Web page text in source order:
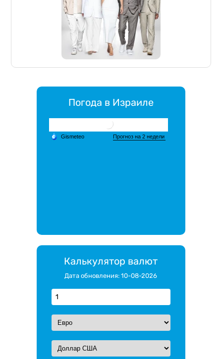
Погода в Израиле
Калькулятор валют
Дата обновления: 10-08-2026